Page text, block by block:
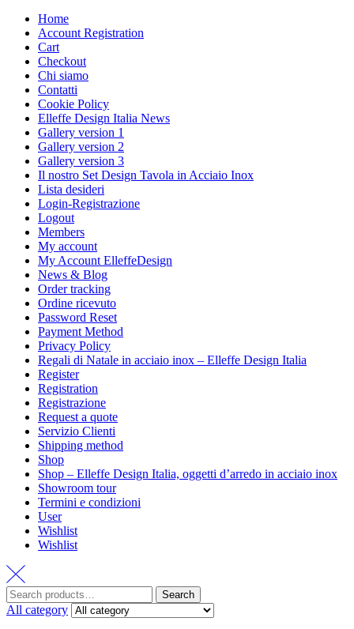
Home
Account Registration
Cart
Checkout
Chi siamo
Contatti
Cookie Policy
Elleffe Design Italia News
Gallery version 1
Gallery version 2
Gallery version 3
Il nostro Set Design Tavola in Acciaio Inox
Lista desideri
Login-Registrazione
Logout
Members
My account
My Account ElleffeDesign
News & Blog
Order tracking
Ordine ricevuto
Password Reset
Payment Method
Privacy Policy
Regali di Natale in acciaio inox – Elleffe Design Italia
Register
Registration
Registrazione
Request a quote
Servizio Clienti
Shipping method
Shop
Shop – Elleffe Design Italia, oggetti d’arredo in acciaio inox
Showroom tour
Termini e condizioni
User
Wishlist
Wishlist
Search
All category